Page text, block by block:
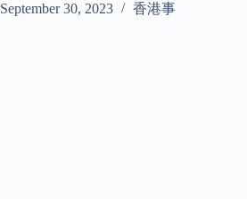
September 30, 2023 香港事